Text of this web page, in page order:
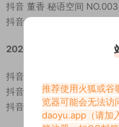
抖音 董香 秘语空间
抖音 董香 秘语空间
2026.01.05
抖音 董香 秘语空间
抖音 董香 秘语空间
抖音 董香 秘语空间
推荐使用火狐或谷
览器可能会无法访
daoyu.app （请